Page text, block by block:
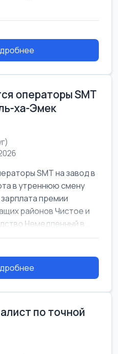
дл...
операторы SMT
ха-Эмек
SMT на завод в
в утреннюю смену
премии
районов Чистое и
Немедленный в...
по точной